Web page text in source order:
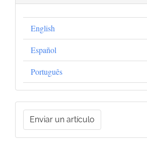
English
Español
Português
Enviar
unEnviar un artículo